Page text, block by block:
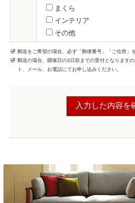
まくら
インテリア
その他
郵送をご希望の場合、必ず「郵便番号」「ご住所」
郵送の場合、開催日の3日前までの受付となります
ト、メール、お電話にてお申し込みください。